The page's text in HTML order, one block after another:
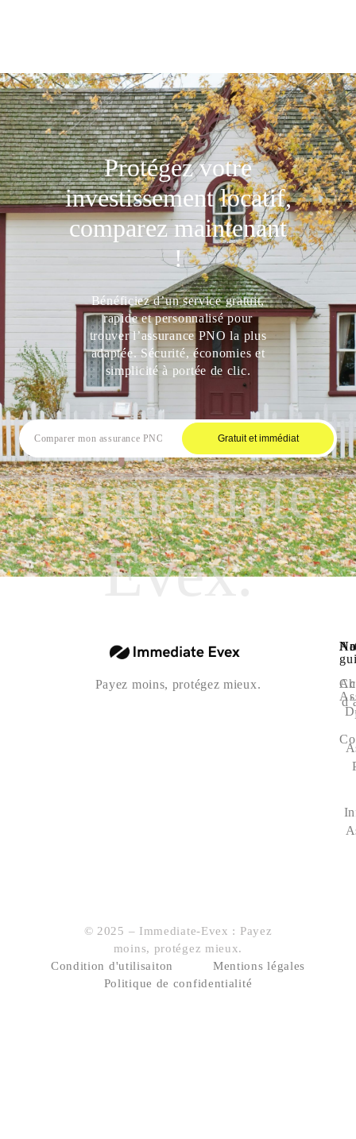
Protégez votre
investissement locatif,
comparez maintenant
!
Bénéficiez d’un service gratuit,
rapide et personnalisé pour
trouver l’assurance PNO la plus
adaptée. Sécurité, économies et
simplicité à portée de clic.
Gratuit et immédiat
Immediate
Evex.
Payez moins, protégez mieux.
© 2025 – Immediate-Evex : Payez
moins, protégez mieux.
Condition d'utilisaiton
Mentions légales
Politique de confidentialité